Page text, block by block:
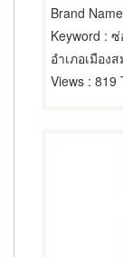
Brand Name
Keyword :
อำเภอเมือง
Views : 819